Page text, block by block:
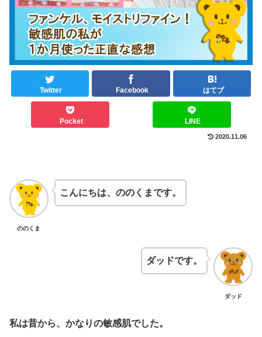
Twitter Facebook はてブ
Pocket LINE
2020.11.06
ののくま
こんにちは、ののくまです。
ダッド
ダッドです。
私は昔から、かなりの敏感肌でした。